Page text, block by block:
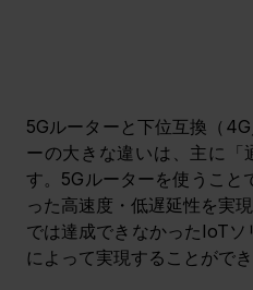
5Gルーターと下位互換（
ーの大きな違いは、主に
す。5Gルーターを使うこと
った高速度・低遅延性を実
では達成できなかったIoT
によって実現することができ